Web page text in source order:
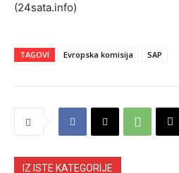
(24sata.info)
TAGOVI Evropska komisija SAP
IZ ISTE KATEGORIJE